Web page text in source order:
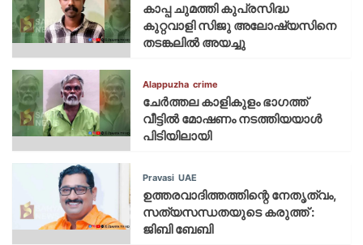
കാപ്പ ചുമത്തി കുപ്രസിദ്ധ
കുറ്റവാളി സിജു അലോഷ്യസിനെ
തടങ്കലിൽ അയച്ചു
Alappuzha crime
ചേർത്തല കാളികുളം ഭാഗത്ത്
വീട്ടിൽ മോഷണം നടത്തിയയാൾ
പിടിയിലായി
Pravasi UAE
ഉത്തരവാദിത്തത്തിന്റെ നേതൃത്വം,
സത്യസന്ധതയുടെ കരുത്ത് :
ജിബി ബേബി